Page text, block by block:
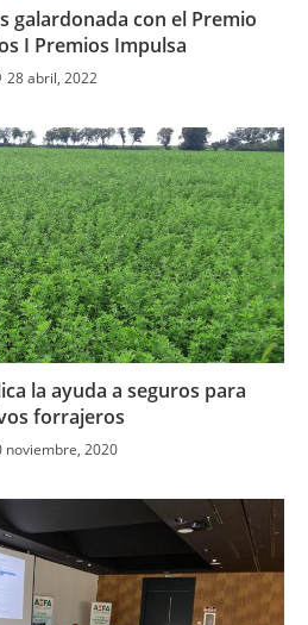
galardonada con el Premio
I Premios Impulsa
28 abril, 2022
la ayuda a seguros para
forrajeros
noviembre, 2020